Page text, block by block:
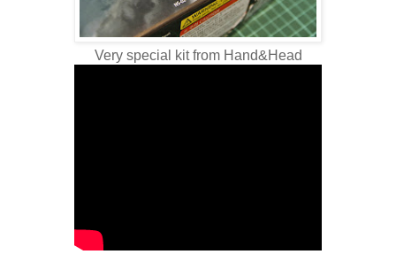
Very special kit from Hand&Head